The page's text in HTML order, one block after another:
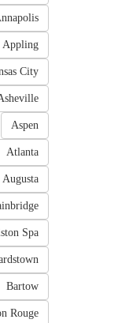
Appling
City
Aspen
Atlanta
Augusta
Spa
Bartow
Rouge